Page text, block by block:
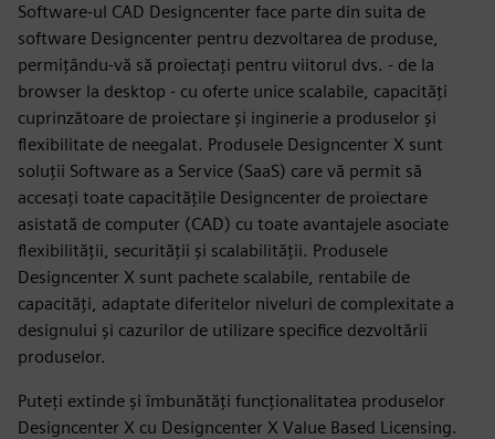
Software-ul CAD Designcenter face parte din suita de
software Designcenter pentru dezvoltarea de produse,
permițându-vă să proiectați pentru viitorul dvs. - de la
browser la desktop - cu oferte unice scalabile, capacități
cuprinzătoare de proiectare și inginerie a produselor și
flexibilitate de neegalat. Produsele Designcenter X sunt
soluții Software as a Service (SaaS) care vă permit să
accesați toate capacitățile Designcenter de proiectare
asistată de computer (CAD) cu toate avantajele asociate
flexibilității, securității și scalabilității. Produsele
Designcenter X sunt pachete scalabile, rentabile de
capacități, adaptate diferitelor niveluri de complexitate a
designului și cazurilor de utilizare specifice dezvoltării
produselor.
Puteţi extinde şi îmbunătăţi funcţionalitatea produselor
Designcenter X cu Designcenter X Value Based Licensing.